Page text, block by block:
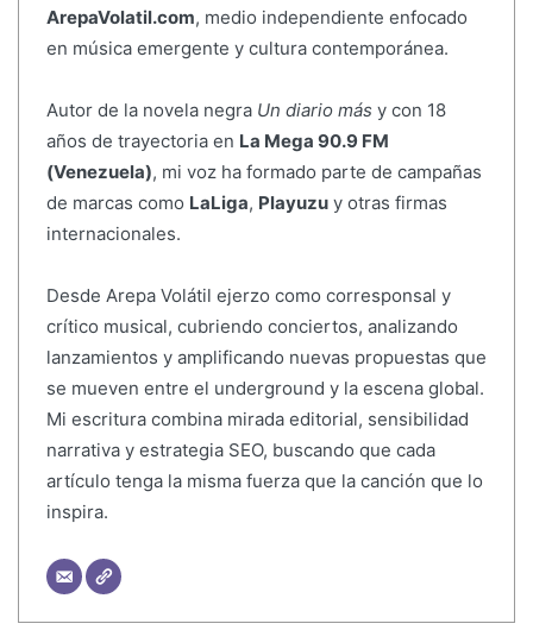
ArepaVolatil.com, medio independiente enfocado
en música emergente y cultura contemporánea.
Autor de la novela negra Un diario más y con 18
años de trayectoria en La Mega 90.9 FM
(Venezuela), mi voz ha formado parte de campañas
de marcas como LaLiga, Playuzuy otras firmas
internacionales.
Desde Arepa Volátil ejerzo como corresponsal y
crítico musical, cubriendo conciertos, analizando
lanzamientos y amplificando nuevas propuestas que
se mueven entre el underground y la escena global.
Mi escritura combina mirada editorial, sensibilidad
narrativa y estrategia SEO, buscando que cada
artículo tenga la misma fuerza que la canción que lo
inspira.